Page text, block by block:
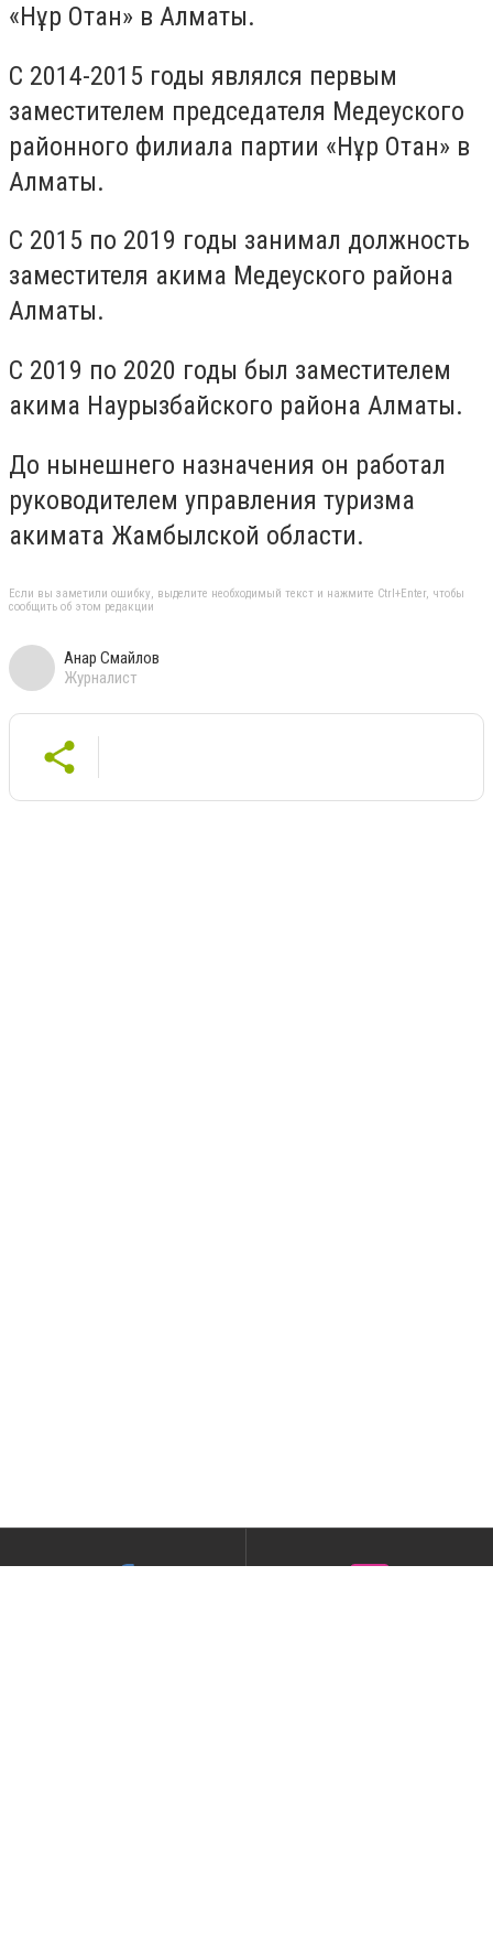
«Нұр Отан» в Алматы.
С 2014-2015 годы являлся первым
заместителем председателя Медеуского
районного филиала партии «Нұр Отан» в
Алматы.
С 2015 по 2019 годы занимал должность
заместителя акима Медеуского района
Алматы.
С 2019 по 2020 годы был заместителем
акима Наурызбайского района Алматы.
До нынешнего назначения он работал
руководителем управления туризма
акимата Жамбылской области.
Если вы заметили ошибку, выделите необходимый текст и нажмите Ctrl+Enter, чтобы
сообщить об этом редакции
Анар Смайлов
Журналист